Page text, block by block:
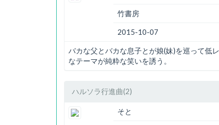
竹書房
2015-10-07
バカな父とバカな息子とが娘(妹)を巡って低
なテーマが純粋な笑いを誘う。
ハルソラ行進曲(2)
そと